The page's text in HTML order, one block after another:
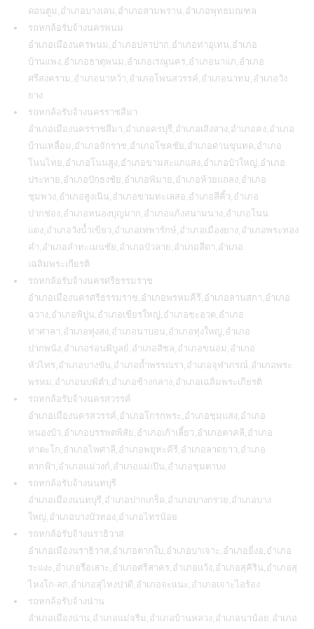
ดอนตูม,อำเภอบางเลน,อำเภอสามพราน,อำเภอพุทธมณฑล
รถหกล้อรับจ้างนครพนม
อำเภอเมืองนครพนม,อำเภอปลาปาก,อำเภอท่าอุเทน,อำเภอ
บ้านแพง,อำเภอธาตุพนม,อำเภอเรณูนคร,อำเภอนาแก,อำเภอ
ศรีสงคราม,อำเภอนาหว้า,อำเภอโพนสวรรค์,อำเภอนาทม,อำเภอวัง
ยาง
รถหกล้อรับจ้างนครราชสีมา
อำเภอเมืองนครราชสีมา,อำเภอครบุรี,อำเภอเสิงสาง,อำเภอคง,อำเภอ
บ้านเหลื่อม,อำเภอจักราช,อำเภอโชคชัย,อำเภอด่านขุนทด,อำเภอ
โนนไทย,อำเภอโนนสูง,อำเภอขามสะแกแสง,อำเภอบัวใหญ่,อำเภอ
ประทาย,อำเภอปักธงชัย,อำเภอพิมาย,อำเภอห้วยแถลง,อำเภอ
ชุมพวง,อำเภอสูงเนิน,อำเภอขามทะเลสอ,อำเภอสีคิ้ว,อำเภอ
ปากช่อง,อำเภอหนองบุญมาก,อำเภอแก้งสนามนาง,อำเภอโนน
แดง,อำเภอวังน้ำเขียว,อำเภอเทพารักษ์,อำเภอเมืองยาง,อำเภอพระทอง
คำ,อำเภอลำทะเมนชัย,อำเภอบัวลาย,อำเภอสีดา,อำเภอ
เฉลิมพระเกียรติ
รถหกล้อรับจ้างนครศรีธรรมราช
อำเภอเมืองนครศรีธรรมราช,อำเภอพรหมคีรี,อำเภอลานสกา,อำเภอ
ฉวาง,อำเภอพิปูน,อำเภอเชียรใหญ่,อำเภอชะอวด,อำเภอ
ท่าศาลา,อำเภอทุ่งสง,อำเภอนาบอน,อำเภอทุ่งใหญ่,อำเภอ
ปากพนัง,อำเภอร่อนพิบูลย์,อำเภอสิชล,อำเภอขนอม,อำเภอ
หัวไทร,อำเภอบางขัน,อำเภอถ้ำพรรณรา,อำเภอจุฬาภรณ์,อำเภอพระ
พรหม,อำเภอนบพิตำ,อำเภอช้างกลาง,อำเภอเฉลิมพระเกียรติ
รถหกล้อรับจ้างนครสวรรค์
อำเภอเมืองนครสวรรค์,อำเภอโกรกพระ,อำเภอชุมแสง,อำเภอ
หนองบัว,อำเภอบรรพตพิสัย,อำเภอเก้าเลี้ยว,อำเภอตาคลี,อำเภอ
ท่าตะโก,อำเภอไพศาลี,อำเภอพยุหะคีรี,อำเภอลาดยาว,อำเภอ
ตากฟ้า,อำเภอแม่วงก์,อำเภอแม่เปิน,อำเภอชุมตาบง
รถหกล้อรับจ้างนนทบุรี
อําเภอเมืองนนทบุรี,อําเภอปากเกร็ด,อําเภอบางกรวย,อําเภอบาง
ใหญ่,อําเภอบางบัวทอง,อําเภอไทรน้อย
รถหกล้อรับจ้างนราธิวาส
อำเภอเมืองนราธิวาส,อำเภอตากใบ,อำเภอบาเจาะ,อำเภอยี่งอ,อำเภอ
ระแงะ,อำเภอรือเสาะ,อำเภอศรีสาคร,อำเภอแว้ง,อำเภอสุคิริน,อำเภอสุ
ไหงโก-ลก,อำเภอสุไหงปาดี,อำเภอจะแนะ,อำเภอเจาะไอร้อง
รถหกล้อรับจ้างน่าน
อำเภอเมืองน่าน,อำเภอแม่จริม,อำเภอบ้านหลวง,อำเภอนาน้อย,อำเภอ